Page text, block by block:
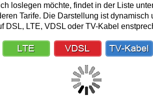
loslegen möchte, findet in der Liste
Tarife. Die Darstellung ist dynamisch
DSL, LTE, VDSL oder TV-Kabel